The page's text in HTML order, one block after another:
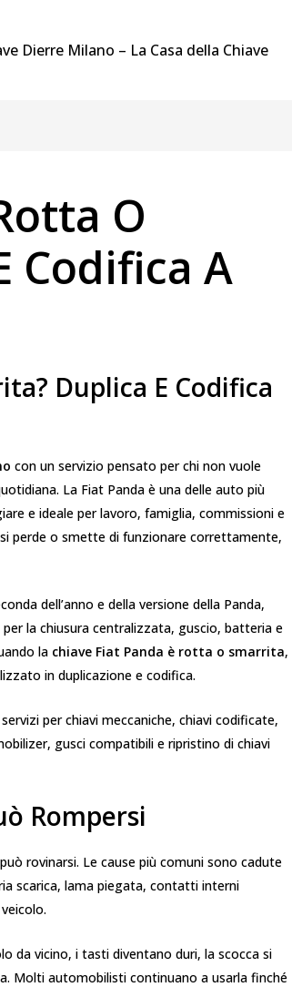
Dierre Milano – La Casa della Chiave
O
Codifica A
Duplica E Codifica
con un servizio pensato per chi non vuole
La Fiat Panda è una delle auto più
e ideale per lavoro, famiglia, commissioni e
perde o smette di funzionare correttamente,
dell’anno e della versione della Panda,
la chiusura centralizzata, guscio, batteria e
la chiave Fiat Panda è rotta o smarrita,
in duplicazione e codifica.
per chiavi meccaniche, chiavi codificate,
gusci compatibili e ripristino di chiavi
Rompersi
rovinarsi. Le cause più comuni sono cadute
scarica, lama piegata, contatti interni
da vicino, i tasti diventano duri, la scocca si
Molti automobilisti continuano a usarla finché